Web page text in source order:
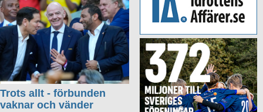
Trots allt - förbunden
vaknar och vänder